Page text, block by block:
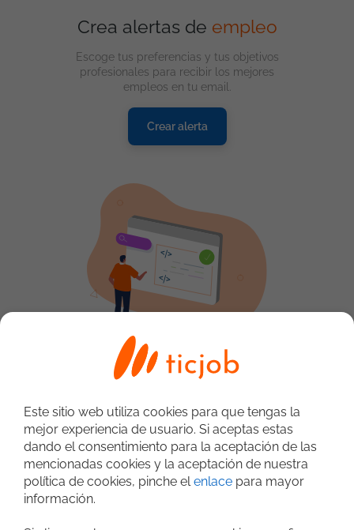
Crea alertas de empleo
Escoge tus preferencias y tus objetivos
profesionales para recibir los mejores
empleos en tu email.
Crear alerta
Busca trabajo
roles, desarrollo, sistemas y negocio para
avanzar en tu carrera profesional.
Buscar trabajo
Este sitio web utiliza cookies para que tengas la
mejor experiencia de usuario. Si aceptas estas
dando el consentimiento para la aceptación de las
mencionadas cookies y la aceptación de nuestra
política de cookies, pinche elenlace para mayor
información.